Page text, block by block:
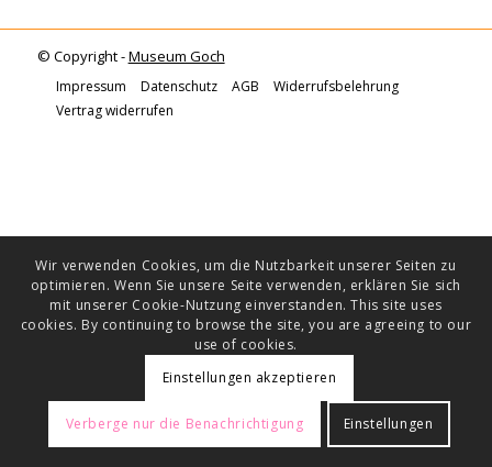
© Copyright -Museum Goch
Impressum Datenschutz AGB
Widerrufsbelehrung
Vertrag widerrufen
Wir verwenden Cookies, um die Nutzbarkeit unserer Seiten zu
optimieren. Wenn Sie unsere Seite verwenden, erklären Sie sich
mit unserer Cookie-Nutzung einverstanden. This site uses
cookies. By continuing to browse the site, you are agreeing to our
use of cookies.
Einstellungen akzeptieren
Verberge nur die Benachrichtigung Einstellungen